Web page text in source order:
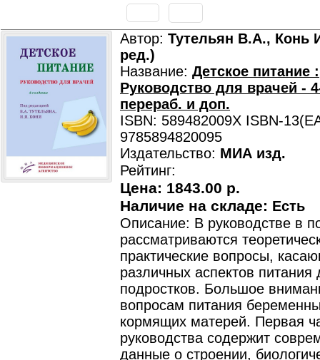
Автор: Тутельян В.А., Конь
ред.)
Название: Детское питание :
Руководство для врачей -
перераб. и доп.
ISBN: 589482009X ISBN-
9785894820095
Издательство: МИА изд.
Рейтинг:
Цена: 1843.00 р.
Наличие на складе: Есть
Описание: В руководстве в
рассматриваются
практические вопросы,
различных аспектов питания
подростков. Большое
вопросам питания
кормящих матерей. Первая
руководства содержит
данные о строении,